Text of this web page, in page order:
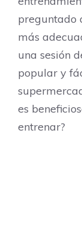
preguntado
más
una sesión
popular y
es
entrenar?